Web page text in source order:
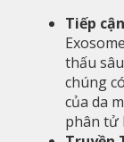
Tiếp
thấu
chúng
của da
phân tử